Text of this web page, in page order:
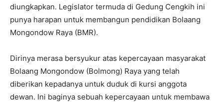
diungkapkan. Legislator termuda di Gedung Cengkih ini
punya harapan untuk membangun pendidikan Bolaang
Mongondow Raya (BMR).
Dirinya merasa bersyukur atas kepercayaan masyarakat
Bolaang Mongondow (Bolmong) Raya yang telah
diberikan kepadanya untuk duduk di kursi anggota
dewan. Ini baginya sebuah kepercayaan untuk membawa